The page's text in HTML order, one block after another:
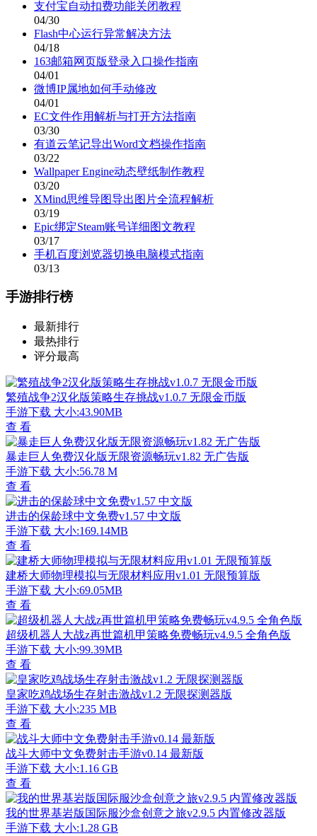
支付宝自动扣费功能关闭教程
04/30
Flash中心运行异常解决方法
04/18
163邮箱网页版登录入口操作指南
04/01
微博IP属地如何手动修改
04/01
EC文件作用解析与打开方法指南
03/30
有道云笔记导出Word文档操作指南
03/22
Wallpaper Engine动态壁纸制作教程
03/20
XMind思维导图导出图片全流程解析
03/19
Epic绑定Steam账号详细图文教程
03/17
手机百度浏览器切换电脑模式指南
03/13
手游排行榜
最新排行
最热排行
评分最高
繁殖战争2汉化版策略生存挑战v1.0.7 无限金币版
手游下载 大小:43.90MB
查 看
暴走巨人免费汉化版无限资源畅玩v1.82 无广告版
手游下载 大小:56.78 M
查 看
进击的保龄球中文免费v1.57 中文版
手游下载 大小:169.14MB
查 看
建桥大师物理模拟与无限材料应用v1.01 无限预算版
手游下载 大小:69.05MB
查 看
超级机器人大战z再世篇机甲策略免费畅玩v4.9.5 全角色版
手游下载 大小:99.39MB
查 看
皇家吃鸡战场生存射击激战v1.2 无限探测器版
手游下载 大小:235 MB
查 看
战斗大师中文免费射击手游v0.14 最新版
手游下载 大小:1.16 GB
查 看
我的世界基岩版国际服沙盒创意之旅v2.9.5 内置修改器版
手游下载 大小:1.28 GB